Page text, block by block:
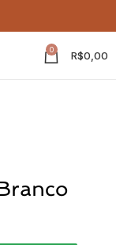
0 R$0,00